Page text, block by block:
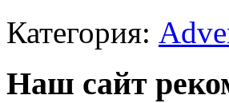
Категория:
Наш сайт